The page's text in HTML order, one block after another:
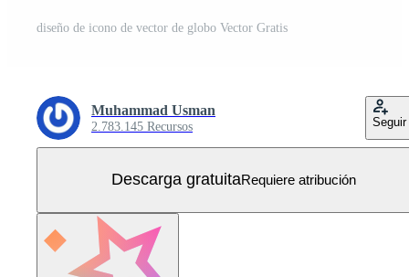
diseño de icono de vector de globo Vector Gratis
Muhammad Usman
2.783.145 Recursos Seguir
Descarga gratuitaRequiere atribución